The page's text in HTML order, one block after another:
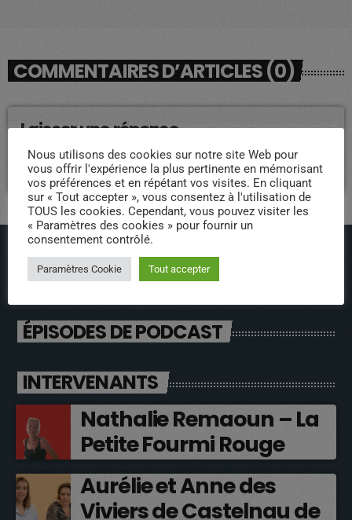
COMMENTAIRES D’ARTICLES (0)
Laisser une réponse
Vous devez être connecté pour ajouter un commentaire.
Connectez-vous maintenant
ÉPISODES DE PODCAST
INTERVENANTS
Nathalie Remaoun – La
Petite Fourmi Rouge
Aurélie et Anne des
Viviers de Castelnau de
Nous utilisons des cookies sur notre site Web pour
vous offrir l'expérience la plus pertinente en mémorisant
vos préférences et en répétant vos visites. En cliquant
sur « Tout accepter », vous consentez à l'utilisation de
TOUS les cookies. Cependant, vous pouvez visiter les
« Paramètres des cookies » pour fournir un
consentement contrôlé.
Paramètres Cookie Tout accepter